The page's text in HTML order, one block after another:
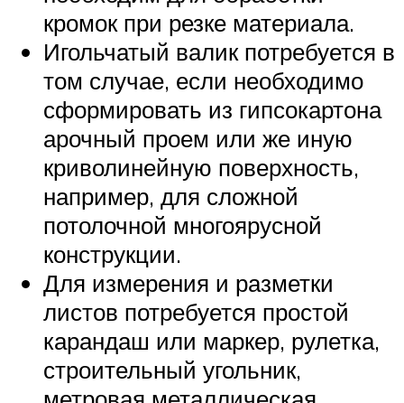
кромок при резке материала.
Игольчатый валик потребуется в
том случае, если необходимо
сформировать из гипсокартона
арочный проем или же иную
криволинейную поверхность,
например, для сложной
потолочной многоярусной
конструкции.
Для измерения и разметки
листов потребуется простой
карандаш или маркер, рулетка,
строительный угольник,